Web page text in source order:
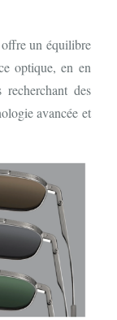
un équilibre
optique, en en
des
avancée et